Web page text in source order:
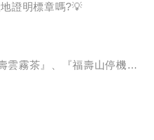
證明標章嗎?💡
雲霧茶』、『福壽山停機
?